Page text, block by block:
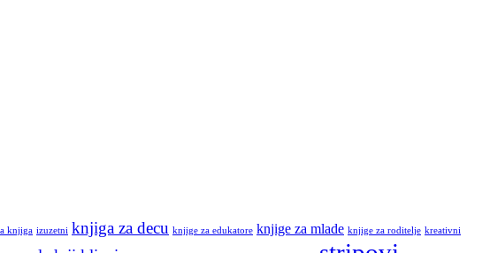
knjiga izuzetni knjiga za decu knjige za edukatore knjige za mlade knjige za roditelje kreativni